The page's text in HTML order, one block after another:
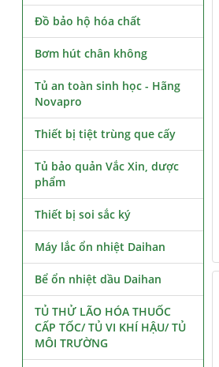
Đồ bảo hộ hóa chất
Bơm hút chân không
Tủ an toàn sinh học - Hãng
Novapro
Thiết bị tiệt trùng que cấy
Tủ bảo quản Vắc Xin, dược
phẩm
Thiết bị soi sắc ký
Máy lắc ổn nhiệt Daihan
Bể ổn nhiệt dầu Daihan
TỦ THỬ LÃO HÓA THUỐC
CẤP TỐC/ TỦ VI KHÍ HẬU/ TỦ
MÔI TRƯỜNG